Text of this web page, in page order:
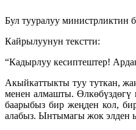
Бул тууралуу министрликтин
Кайрылуунун текстти:
“Кадырлуу кесиптештер!
Акыйкаттыкты туу туткан,
менен алмашты. Өлкөбүздөгү
баарыбыз бир жеңден кол,
алабыз. Ынтымагы жок элден